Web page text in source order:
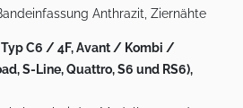
Anthrazit, Ziernähte
C6 / 4F, Avant / Kombi /
S-Line, Quattro, S6 und RS6),